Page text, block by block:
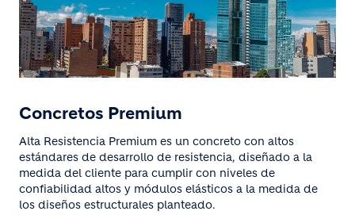
Concretos Premium
Alta Resistencia Premium es un concreto con altos
estándares de desarrollo de resistencia, diseñado a la
medida del cliente para cumplir con niveles de
confiabilidad altos y módulos elásticos a la medida de
los diseños estructurales planteado.